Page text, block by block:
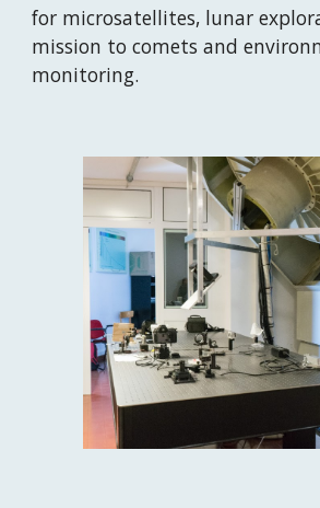
for microsatellites, lunar
mission to comets and
monitoring.